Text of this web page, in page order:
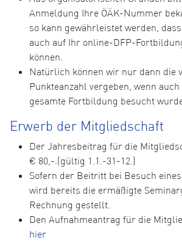
Anmeldung Ihre ÖÄK-Nummer
so kann gewährleistet werden,
auch auf Ihr online-DFP-
können.
Natürlich können wir nur dann die
Punkteanzahl vergeben, wenn
gesamte Fortbildung besucht
Erwerb der Mitgliedschaft
Der Jahresbeitrag für die
€ 80,-.(gültig 1.1.-31-12.)
Sofern der Beitritt bei Besuch
wird bereits die ermäßigte
Rechnung gestellt.
Den Aufnahmeantrag für die
hier